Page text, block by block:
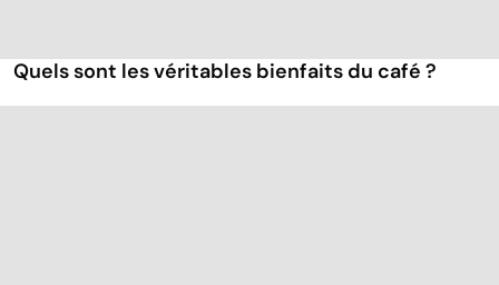
Quels sont les véritables bienfaits du café ?